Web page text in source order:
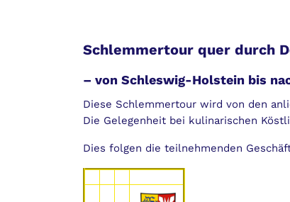
Schlemmertour quer durch
– von Schleswig-Holstein bis
Diese Schlemmertour wird von den
Die Gelegenheit bei kulinarischen
Dies folgen die teilnehmenden